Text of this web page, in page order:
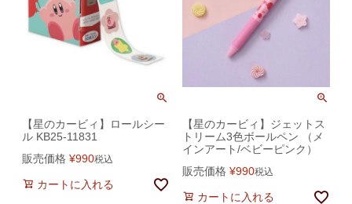
【星のカービィ】ロールシー
ル KB25-11831
販売価格 ¥990税込
カートに入れる
【星のカービィ】ジェットス
トリーム3色ボールペン （メ
インアート/ベビーピンク）
販売価格 ¥990税込
カートに入れる